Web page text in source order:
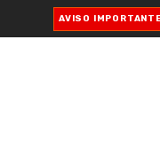
AVISO